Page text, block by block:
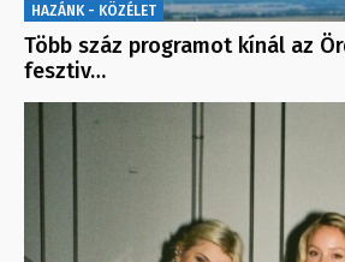
HAZÁNK - KÖZÉLET
Több száz programot kínál az
fesztiv…